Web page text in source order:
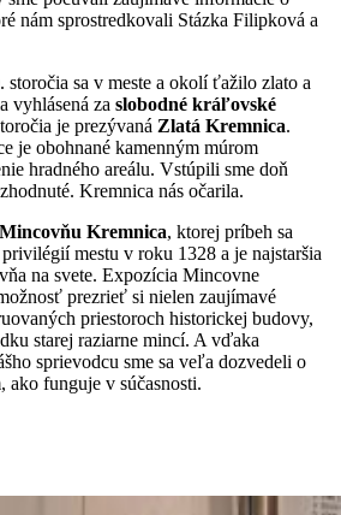
nám sprostredkovali Stázka Filipková a
sa v meste a okolí ťažilo zlato a
vyhlásená za slobodné kráľovské
je prezývaná Zlatá Kremnica.
je obohnané kamenným múrom
hradného areálu. Vstúpili sme doň
Kremnica nás očarila.
Mincovňu Kremnica, ktorej príbeh sa
mestu v roku 1328 a je najstaršia
na svete. Expozícia Mincovne
prezrieť si nielen zaujímavé
priestoroch historickej budovy,
starej raziarne mincí. A vďaka
sprievodcu sme sa veľa dozvedeli o
funguje v súčasnosti.